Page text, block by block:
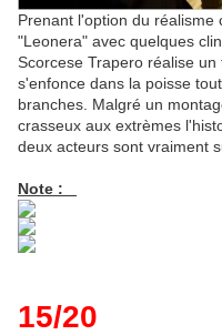
Prenant l'option du réalisme
"Leonera" avec quelques
Scorcese Trapero réalise
s'enfonce dans la poisse
branches. Malgré un
crasseux aux extrèmes
deux acteurs sont vraiment
Note :
15/20